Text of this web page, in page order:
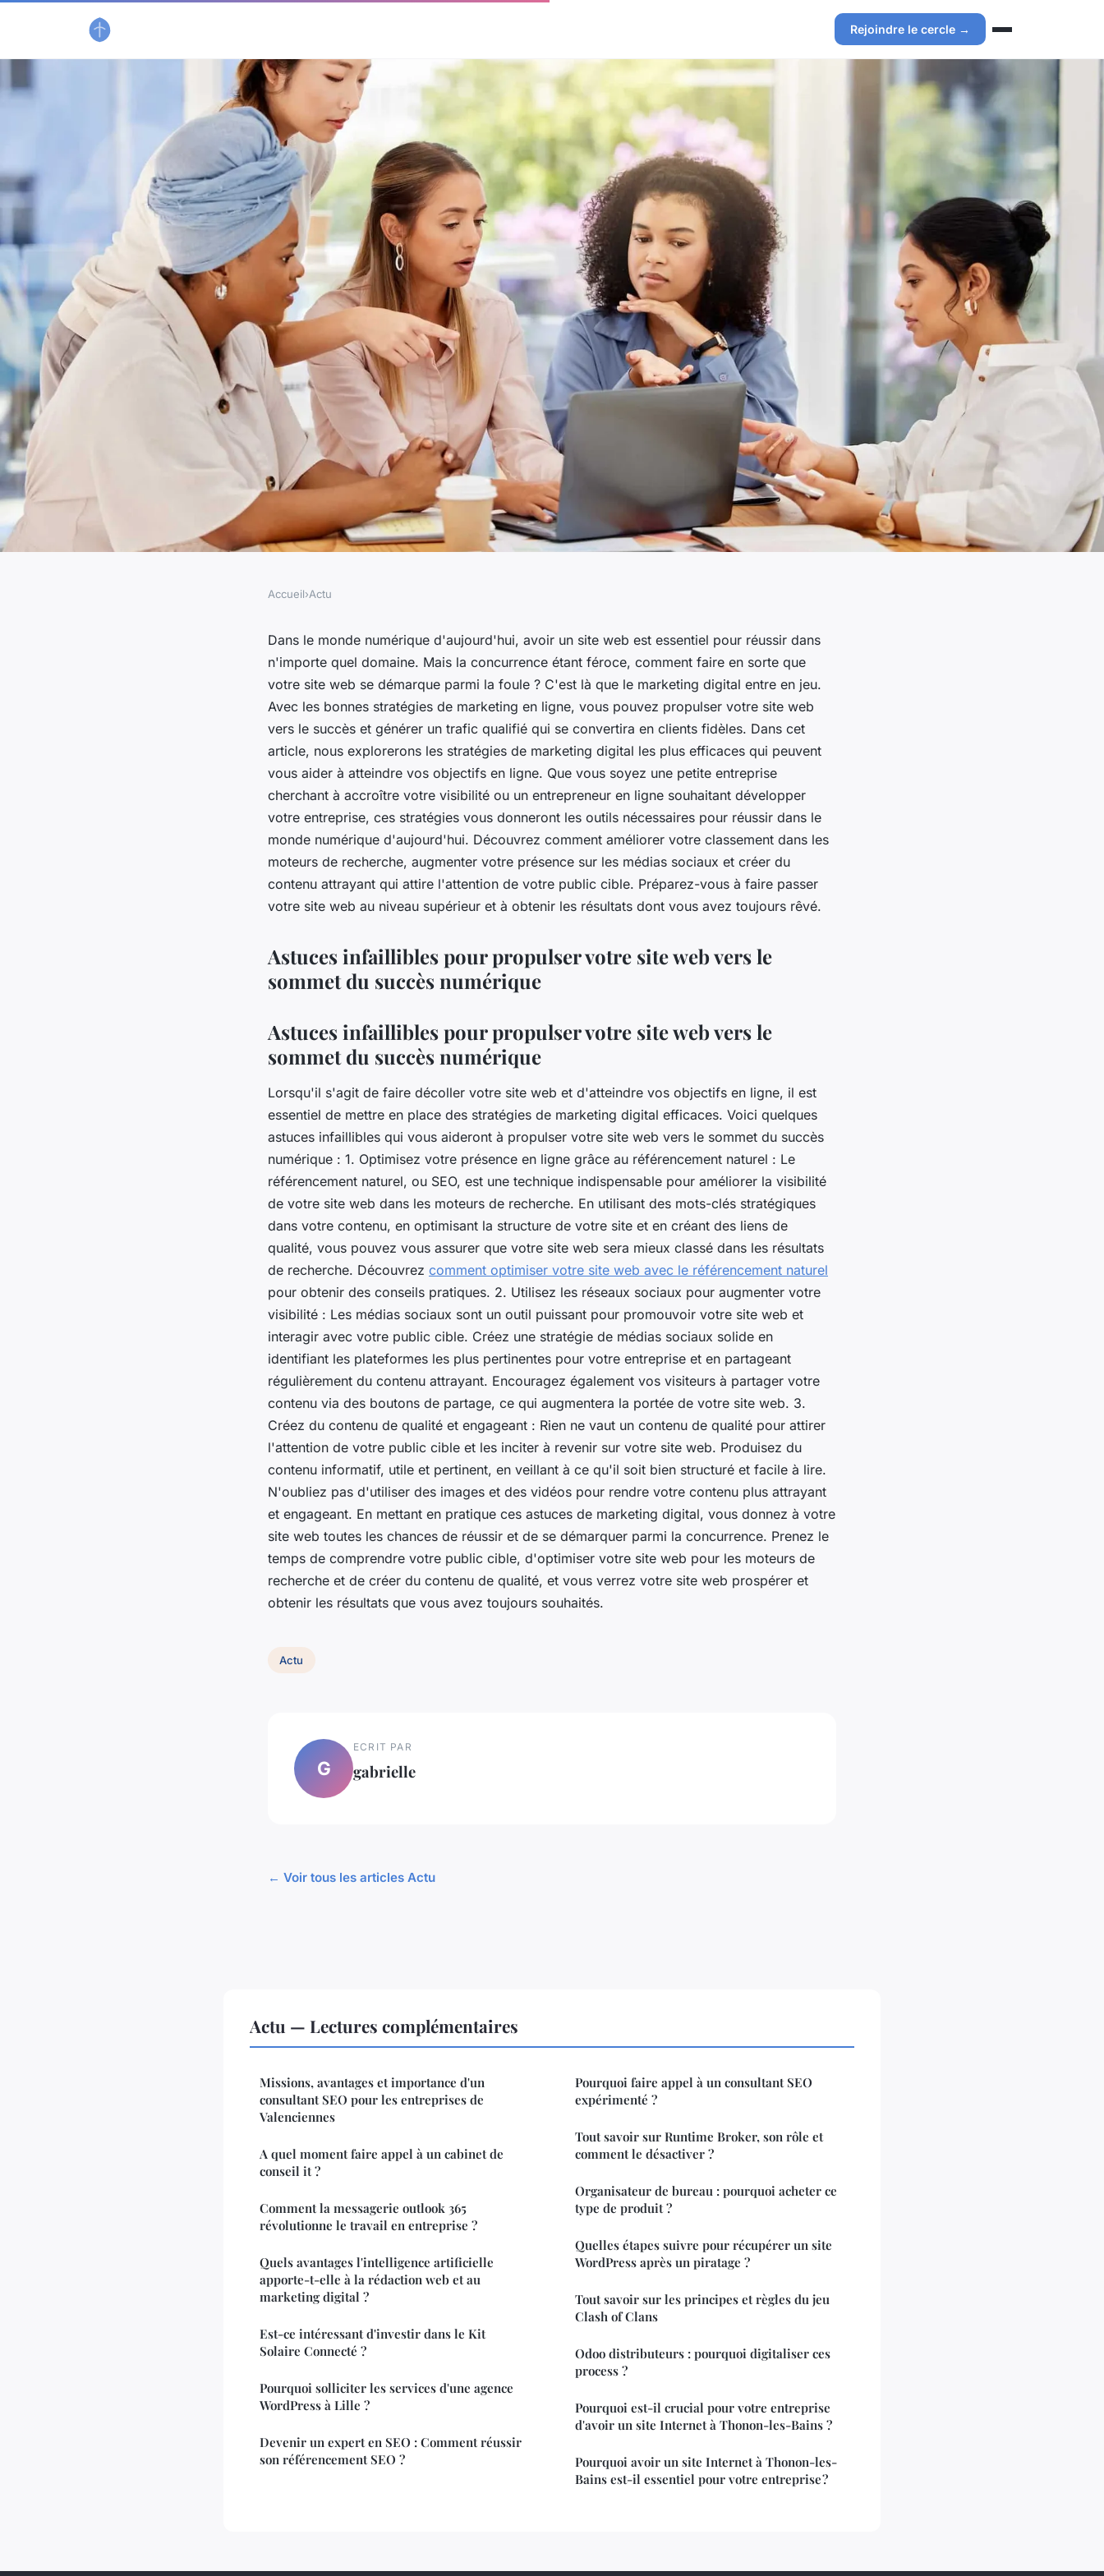
Rejoindre le cercle →
Les stratégies de marketing digital qui
propulseront votre site web vers le
Accueil›Actu
Dans le monde numérique d'aujourd'hui, avoir un site web est essentiel pour réussir dans
n'importe quel domaine. Mais la concurrence étant féroce, comment faire en sorte que
votre site web se démarque parmi la foule ? C'est là que le marketing digital entre en jeu.
Avec les bonnes stratégies de marketing en ligne, vous pouvez propulser votre site web
vers le succès et générer un trafic qualifié qui se convertira en clients fidèles. Dans cet
article, nous explorerons les stratégies de marketing digital les plus efficaces qui peuvent
vous aider à atteindre vos objectifs en ligne. Que vous soyez une petite entreprise
cherchant à accroître votre visibilité ou un entrepreneur en ligne souhaitant développer
votre entreprise, ces stratégies vous donneront les outils nécessaires pour réussir dans le
monde numérique d'aujourd'hui. Découvrez comment améliorer votre classement dans les
moteurs de recherche, augmenter votre présence sur les médias sociaux et créer du
contenu attrayant qui attire l'attention de votre public cible. Préparez-vous à faire passer
votre site web au niveau supérieur et à obtenir les résultats dont vous avez toujours rêvé.
Astuces infaillibles pour propulser votre site web vers le
sommet du succès numérique
Astuces infaillibles pour propulser votre site web vers le
sommet du succès numérique
Lorsqu'il s'agit de faire décoller votre site web et d'atteindre vos objectifs en ligne, il est
essentiel de mettre en place des stratégies de marketing digital efficaces. Voici quelques
astuces infaillibles qui vous aideront à propulser votre site web vers le sommet du succès
numérique : 1. Optimisez votre présence en ligne grâce au référencement naturel : Le
référencement naturel, ou SEO, est une technique indispensable pour améliorer la visibilité
de votre site web dans les moteurs de recherche. En utilisant des mots-clés stratégiques
dans votre contenu, en optimisant la structure de votre site et en créant des liens de
qualité, vous pouvez vous assurer que votre site web sera mieux classé dans les résultats
de recherche. Découvrez comment optimiser votre site web avec le référencement naturel
pour obtenir des conseils pratiques. 2. Utilisez les réseaux sociaux pour augmenter votre
visibilité : Les médias sociaux sont un outil puissant pour promouvoir votre site web et
interagir avec votre public cible. Créez une stratégie de médias sociaux solide en
identifiant les plateformes les plus pertinentes pour votre entreprise et en partageant
régulièrement du contenu attrayant. Encouragez également vos visiteurs à partager votre
contenu via des boutons de partage, ce qui augmentera la portée de votre site web. 3.
Créez du contenu de qualité et engageant : Rien ne vaut un contenu de qualité pour attirer
l'attention de votre public cible et les inciter à revenir sur votre site web. Produisez du
contenu informatif, utile et pertinent, en veillant à ce qu'il soit bien structuré et facile à lire.
N'oubliez pas d'utiliser des images et des vidéos pour rendre votre contenu plus attrayant
et engageant. En mettant en pratique ces astuces de marketing digital, vous donnez à votre
site web toutes les chances de réussir et de se démarquer parmi la concurrence. Prenez le
temps de comprendre votre public cible, d'optimiser votre site web pour les moteurs de
recherche et de créer du contenu de qualité, et vous verrez votre site web prospérer et
obtenir les résultats que vous avez toujours souhaités.
Actu
G
ECRIT PAR
gabrielle
← Voir tous les articles Actu
Actu — Lectures complémentaires
Missions, avantages et importance d'un
consultant SEO pour les entreprises de
Valenciennes
A quel moment faire appel à un cabinet de
conseil it ?
Comment la messagerie outlook 365
révolutionne le travail en entreprise ?
Quels avantages l'intelligence artificielle
apporte-t-elle à la rédaction web et au
marketing digital ?
Est-ce intéressant d'investir dans le Kit
Solaire Connecté ?
Pourquoi solliciter les services d'une agence
WordPress à Lille ?
Devenir un expert en SEO : Comment réussir
son référencement SEO ?
Pourquoi faire appel à un consultant SEO
expérimenté ?
Tout savoir sur Runtime Broker, son rôle et
comment le désactiver ?
Organisateur de bureau : pourquoi acheter ce
type de produit ?
Quelles étapes suivre pour récupérer un site
WordPress après un piratage ?
Tout savoir sur les principes et règles du jeu
Clash of Clans
Odoo distributeurs : pourquoi digitaliser ces
process ?
Pourquoi est-il crucial pour votre entreprise
d'avoir un site Internet à Thonon-les-Bains ?
Pourquoi avoir un site Internet à Thonon-les-
Bains est-il essentiel pour votre entreprise ?